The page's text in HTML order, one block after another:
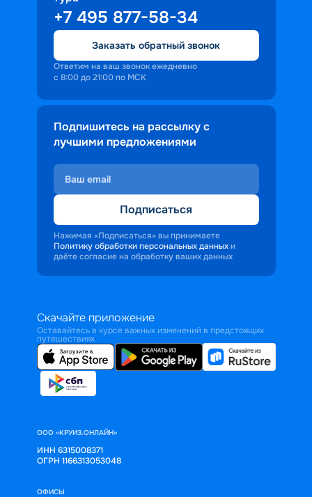
+7 495 877-58-34
Заказать обратный звонок
Ответим на ваш звонок ежедневно
с 8:00 до 21:00 по МСК
Подпишитесь на рассылку с
лучшими предложениями
Подписаться
Нажимая «Подписаться» вы принимаете
Политику обработки персональных данных и
даёте согласие на обработку ваших данных
Скачайте приложение
Оставайтесь в курсе важных изменений в предстоящих
путешествиях
ООО «КРУИЗ.ОНЛАЙН»
ИНН 6315008371
ОГРН 1166313053048
ОФИСЫ